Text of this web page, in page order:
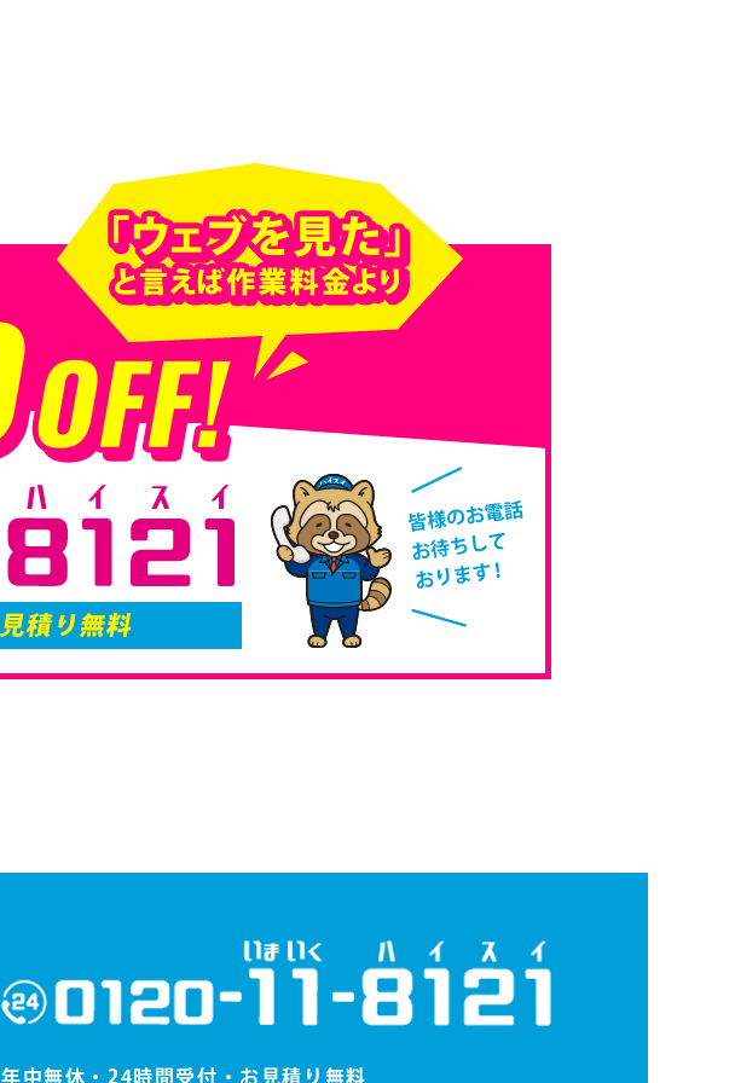
年中無休・24時間受付・お⾒積り無料